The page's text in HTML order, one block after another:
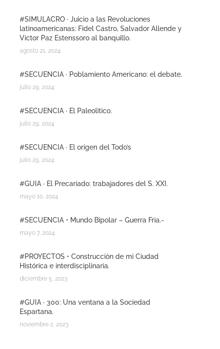
#SIMULACRO · Juicio a las Revoluciones
latinoamericanas: Fidel Castro, Salvador Allende y
Victor Paz Estenssoro al banquillo.
agosto 21, 2024
#SECUENCIA · Poblamiento Americano: el debate.
julio 29, 2024
#SECUENCIA · El Paleolitico.
julio 29, 2024
#SECUENCIA · El origen del Todo’s
julio 29, 2024
#GUIA · El Precariado: trabajadores del S. XXI.
mayo 10, 2024
#SECUENCIA • Mundo Bipolar – Guerra Fria.-
mayo 7, 2024
#PROYECTOS • Construcción de mi Ciudad
Histórica e interdisciplinaria.
diciembre 5, 2023
#GUIA · 300: Una ventana a la Sociedad
Espartana.
noviembre 2, 2023